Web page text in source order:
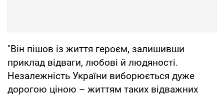
"Він пішов із життя героєм, залишивши
приклад відваги, любові й людяності.
Незалежність України виборюється дуже
дорогою ціною – життям таких відважних